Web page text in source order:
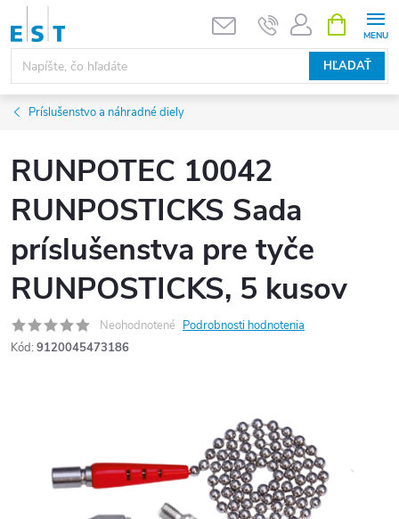
Prejsť
obsah
HĽADAŤ
KOŠÍK
Príslušenstvo a náhradné diely
RUNPOTEC 10042
RUNPOSTICKS Sada
príslušenstva pre tyče
RUNPOSTICKS, 5 kusov
Neohodnotené Podrobnosti hodnotenia
Kód: 9120045473186